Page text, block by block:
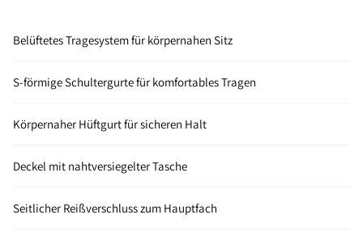
Belüftetes Tragesystem für körpernahen Sitz
S-förmige Schultergurte für komfortables Tragen
Körpernaher Hüftgurt für sicheren Halt
Deckel mit nahtversiegelter Tasche
Seitlicher Reißverschluss zum Hauptfach